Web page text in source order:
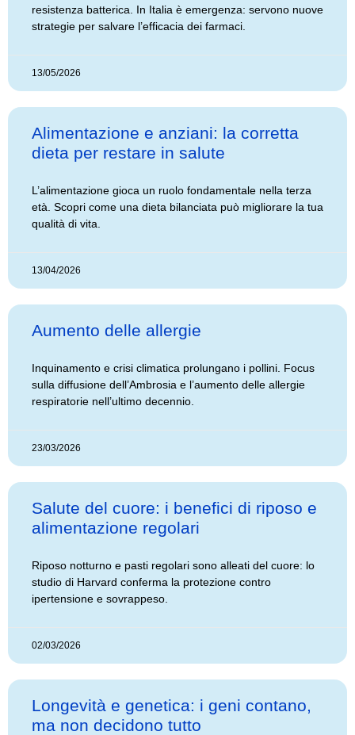
resistenza batterica. In Italia è emergenza: servono nuove
strategie per salvare l’efficacia dei farmaci.
13/05/2026
Alimentazione e anziani: la corretta
dieta per restare in salute
L’alimentazione gioca un ruolo fondamentale nella terza
età. Scopri come una dieta bilanciata può migliorare la tua
qualità di vita.
13/04/2026
Aumento delle allergie
Inquinamento e crisi climatica prolungano i pollini. Focus
sulla diffusione dell’Ambrosia e l’aumento delle allergie
respiratorie nell’ultimo decennio.
23/03/2026
Salute del cuore: i benefici di riposo e
alimentazione regolari
Riposo notturno e pasti regolari sono alleati del cuore: lo
studio di Harvard conferma la protezione contro
ipertensione e sovrappeso.
02/03/2026
Longevità e genetica: i geni contano,
ma non decidono tutto